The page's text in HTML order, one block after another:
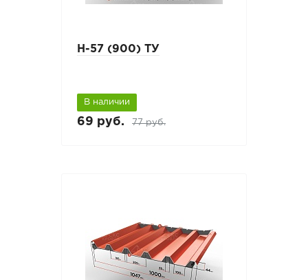
Н-57 (900) ТУ
В наличии
69 руб. 77 руб.